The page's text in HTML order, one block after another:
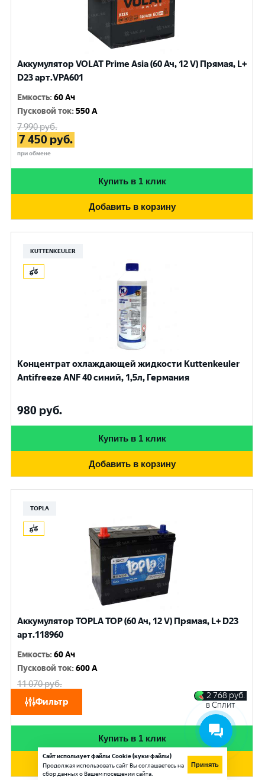
Фильтр
Аккумулятор VOLAT Prime Asia (60 Ач, 12 V) Прямая, L+
D23 арт.VPA601
Емкость:60 Ач
Пусковой ток:550 A
7 990руб.
7 450 руб.
при обмене
Купить в 1 клик
Добавить в корзину
KUTTENKEULER
Концентрат охлаждающей жидкости Kuttenkeuler
Antifreeze ANF 40 синий, 1,5л, Германия
980 руб.
Купить в 1 клик
Добавить в корзину
TOPLA
Аккумулятор TOPLA TOP (60 Ач, 12 V) Прямая, L+ D23
арт.118960
Емкость:60 Ач
Пусковой ток:600 A
11 070руб.
10 530руб. 2 768 руб.
в Сплит
Купить в 1 клик
Добавить в корзину
Сайт использует файлы Cookie (куки-файлы)
Продолжая использовать сайт Вы соглашаетесь на
сбор данных о Вашем посещении сайта.
Принять